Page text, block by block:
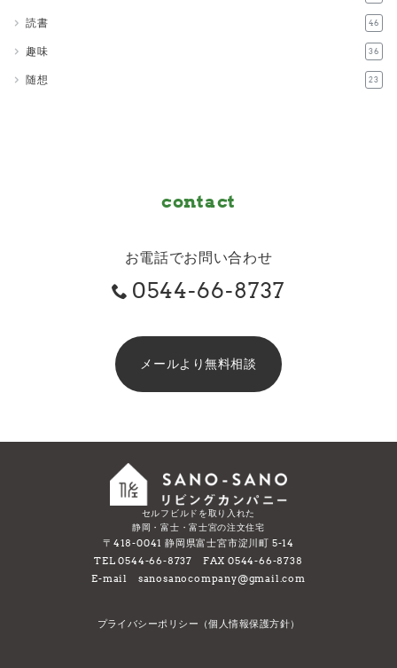
読書 46
趣味 36
随想 23
contact
お電話でお問い合わせ
0544-66-8737
メールより無料相談
セルフビルドを取り入れた
静岡・富士・富士宮の注文住宅
〒418-0041 静岡県富士宮市淀川町 5-14
TEL 0544-66-8737 FAX 0544-66-8738
E-mail sanosanocompany@gmail.com
プライバシーポリシー（個人情報保護方針）